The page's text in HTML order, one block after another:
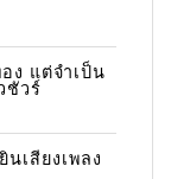
ง แต่จำเป็น
ชัวร์
เสียงเพลง